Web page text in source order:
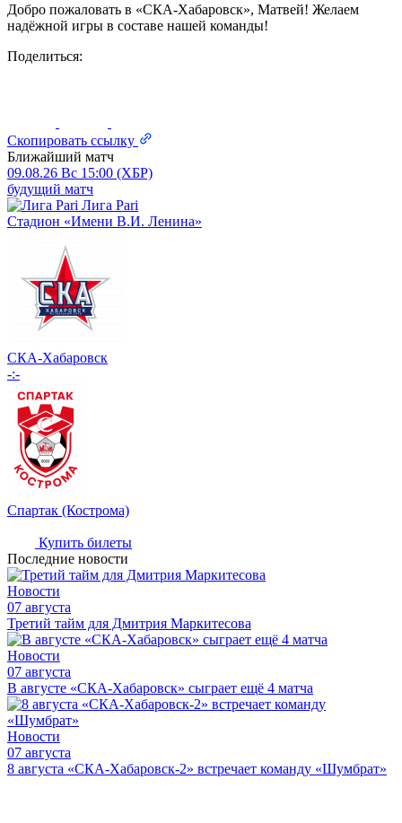
Добро пожаловать в «СКА-Хабаровск», Матвей! Желаем
надёжной игры в составе нашей команды!
Поделиться:
Скопировать ссылку
Ближайший матч
09.08.26 Вс 15:00 (ХБР)
будущий матч
Лига Pari
Стадион «Имени В.И. Ленина»
СКА-Хабаровск
-:-
Спартак (Кострома)
Купить билеты
Последние новости
Новости
07 августа
Третий тайм для Дмитрия Маркитесова
Новости
07 августа
В августе «СКА-Хабаровск» сыграет ещё 4 матча
Новости
07 августа
8 августа «СКА-Хабаровск-2» встречает команду «Шумбрат»